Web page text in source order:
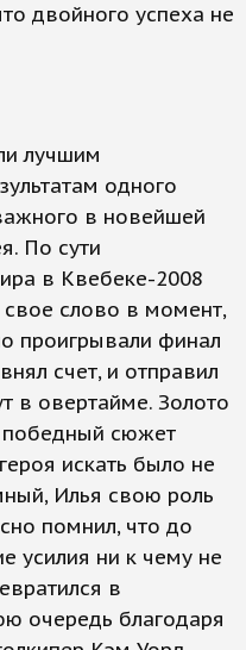
двойного успеха не
лучшим
одного
в новейшей
По сути
в Квебеке-2008
слово в момент,
проигрывали финал
счет, и отправил
в овертайме. Золото
победный сюжет
искать было не
Илья свою роль
помнил, что до
усилия ни к чему не
в
очередь благодаря